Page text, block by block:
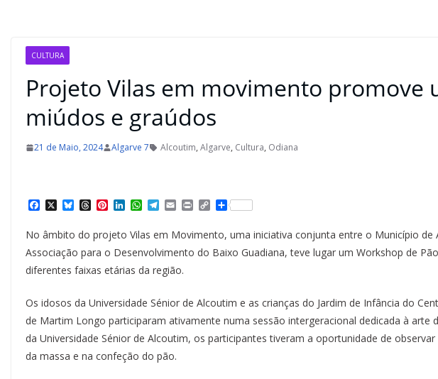
CULTURA
Projeto Vilas em movimento promove
miúdos e graúdos
21 de Maio, 2024 Algarve 7 Alcoutim, Algarve, Cultura, Odiana
c
e
b
o
X B
e
s
y
T
e
a
s
P
n
t
e
e
L
n
k
e
I
W
t
s
p
T
e
g
a
E
a
i
l
P
n
t
C
p
y
L
S
r
e
No âmbito do projeto Vilas em Movimento, uma iniciativa conjunta entre o Município de
Associação para o Desenvolvimento do Baixo Guadiana, teve lugar um Workshop de
diferentes faixas etárias da região.
Os idosos da Universidade Sénior de Alcoutim e as crianças do Jardim de Infância do
de Martim Longo participaram ativamente numa sessão intergeracional dedicada à arte
da Universidade Sénior de Alcoutim, os participantes tiveram a oportunidade de
da massa e na confeção do pão.